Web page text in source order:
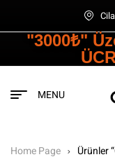
"3000₺"
MENU
Home Page Ürünler